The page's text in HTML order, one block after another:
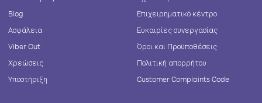
Blog
Ασφάλεια
Viber Out
Χρεώσεις
Υποστήριξη
Επιχειρηματικό κέντρο
Ευκαιρίες συνεργασίας
Όροι και Προϋποθέσεις
Πολιτική απορρήτου
Customer Complaints Code